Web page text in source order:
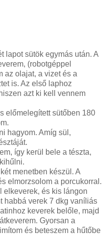
lapot sütök egymás után. A
(robotgéppel
az olajat, a vizet és a
is. Az első laphoz
azt ki kell vennem
előmelegített sütőben 180
hagyom. Amíg sül,
így kerül bele a tészta,
menetben készül. A
elmorzsolom a porcukorral.
elkeverek, és kis lángon
habbá verek 7 dkg vaníliás
keverek belőle, majd
Gyorsan a
és beteszem a hűtőbe